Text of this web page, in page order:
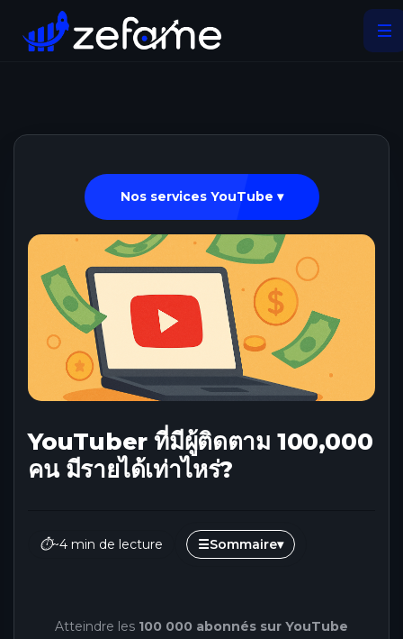
Nos services YouTube ▾
YouTuber ที่มีผู้ติดตาม 100,000
คน มีรายได้เท่าไหร่?
⏱~4 min de lecture ☰Sommaire▾
Atteindre les 100 000 abonnés sur YouTube